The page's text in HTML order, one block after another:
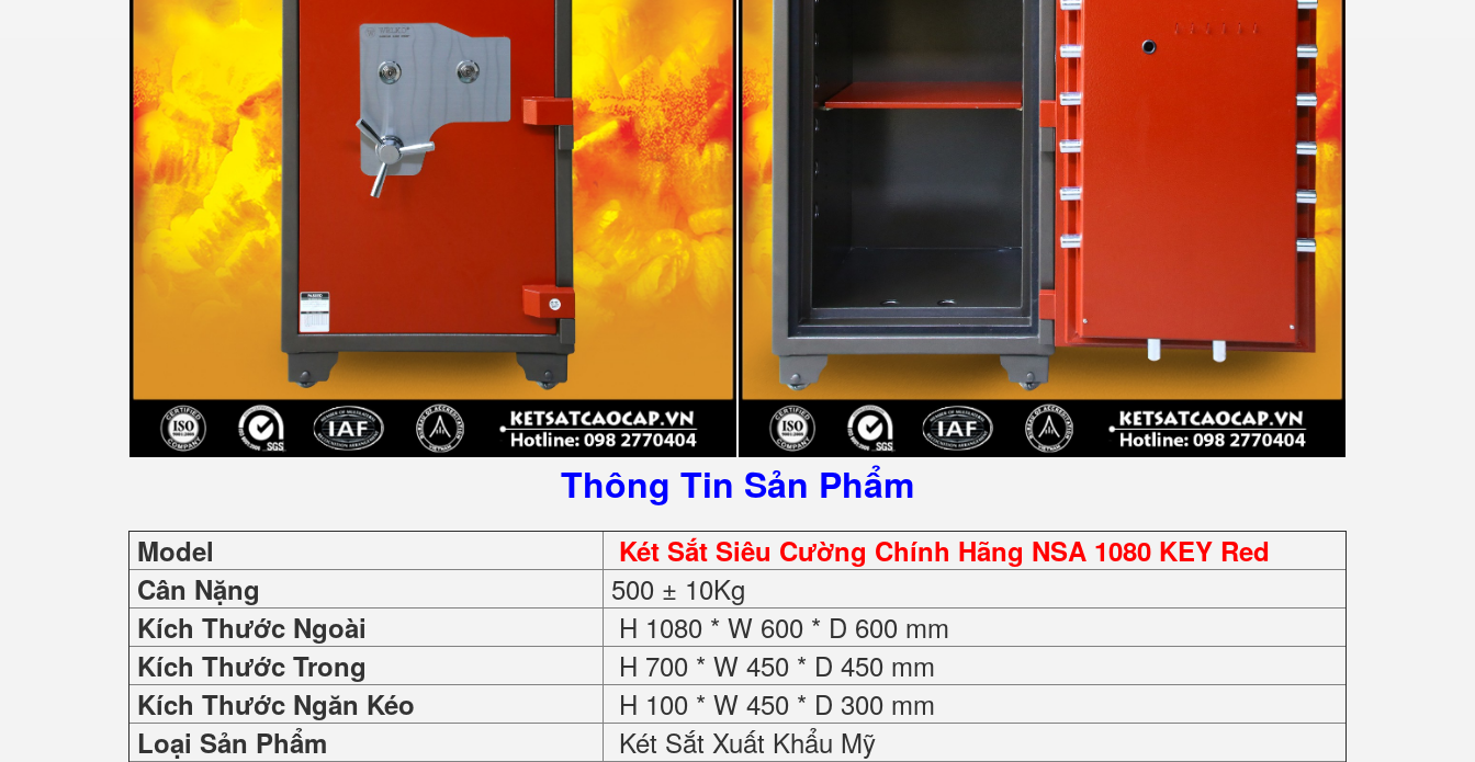
Thông Tin Sản Phẩm
Model
Két Sắt Siêu Cường Chính Hãng NSA 1080 KEY Red
Cân Nặng
500 ± 10Kg
Kích Thước Ngoài H 1080 * W 600 * D 600 mm
Kích Thước Trong H 700 * W 450 * D 450 mm
Kích Thước Ngăn Kéo H 100 * W 450 * D 300 mm
Loại Sản Phẩm Két Sắt Xuất Khẩu Mỹ